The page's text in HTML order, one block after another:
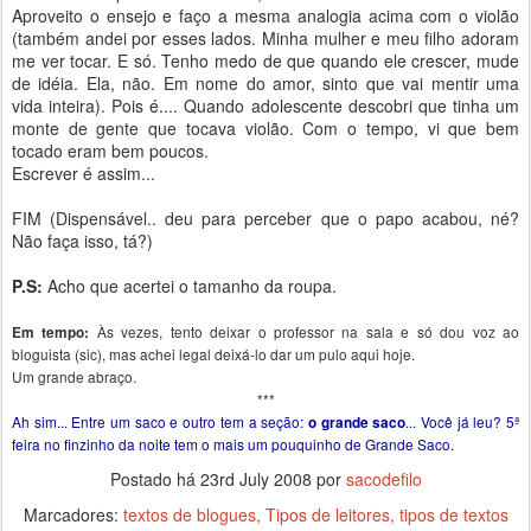
Aproveito o ensejo e faço a mesma analogia acima com o violão
(também andei por esses lados. Minha mulher e meu filho adoram
me ver tocar. E só. Tenho medo de que quando ele crescer, mude
de idéia. Ela, não. Em nome do amor, sinto que vai mentir uma
vida inteira). Pois é.... Quando adolescente descobri que tinha um
monte de gente que tocava violão. Com o tempo, vi que bem
tocado eram bem poucos.
Escrever é assim...
FIM (Dispensável.. deu para perceber que o papo acabou, né?
Não faça isso, tá?)
P.S: Acho que acertei o tamanho da roupa.
Em tempo: Às vezes, tento deixar o professor na sala e só dou voz ao
bloguista (sic), mas achei legal deixá-lo dar um pulo aqui hoje.
Um grande abraço.
***
Ah sim... Entre um saco e outro tem a seção: o grande saco... Você já leu? 5ª
feira no finzinho da noite tem o mais um pouquinho de Grande Saco.
Postado há 23rd July 2008 por sacodefilo
Marcadores: textos de blogues Tipos de leitores tipos de textos